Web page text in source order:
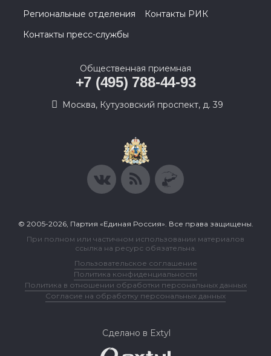
Региональные отделения
Контакты РИК
Контакты пресс-службы
Общественная приемная
+7 (495) 788-44-93
Москва, Кутузовский проспект, д. 39
© 2005-2026, Партия «Единая Россия». Все права защищены.
При полном или частичном использовании материалов
ссылка на ресурс обязательна.
Пользовательское соглашение
Политика конфиденциальности
Политика в отношении обработки персональных данных
Согласие на обработку персональных данных
Сделано в Extyl